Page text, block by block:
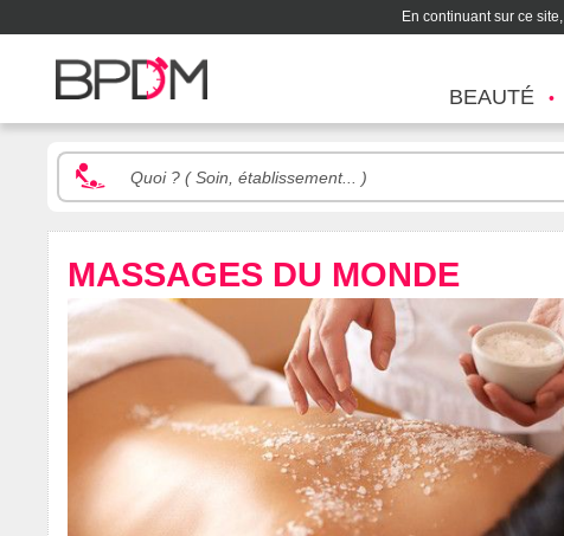
En continuant sur ce
BEAUTÉ
MASSAGES DU MONDE